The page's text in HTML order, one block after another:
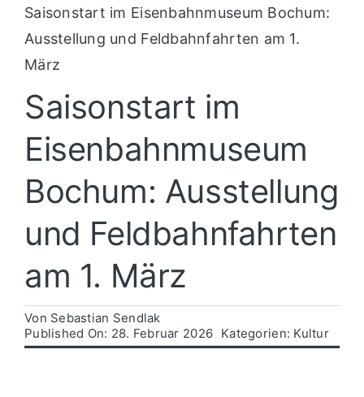
Blaulicht
Sport
Kultur
Politik
Saisonstart im Eisenbahnmuseum Bochum:
Ausstellung und Feldbahnfahrten am 1.
März
Saisonstart im
Eisenbahnmuseum
Bochum: Ausstellung
und Feldbahnfahrten
am 1. März
Von Sebastian Sendlak
Published On: 28. Februar 2026 Kategorien: Kultur